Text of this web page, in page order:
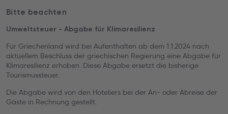
Bitte beachten
Umweltsteuer - Abgabe für Klimaresilienz
Für Griechenland wird bei Aufenthalten ab dem 1.1.2024 nach
aktuellem Beschluss der griechischen Regierung eine Abgabe für
Klimaresilienz erhoben. Diese Abgabe ersetzt die bisherige
Tourismussteuer.
Die Abgabe wird von den Hoteliers bei der An- oder Abreise der
Gäste in Rechnung gestellt.